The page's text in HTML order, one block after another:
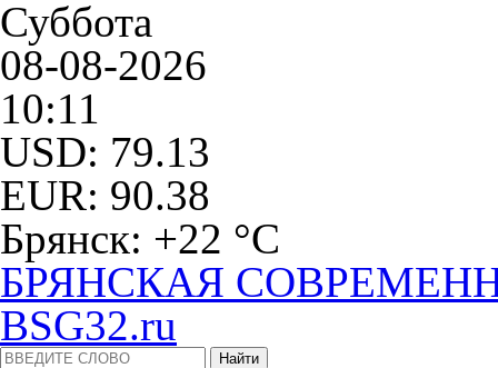
Суббота
08-08-2026
10:11
USD: 79.13
EUR: 90.38
Брянск: +22 °С
БРЯНСКАЯ
BSG32.ru